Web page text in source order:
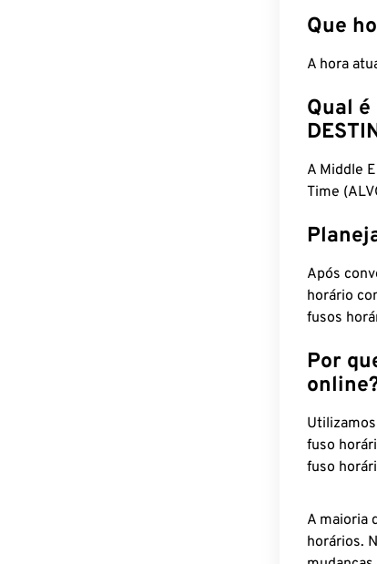
Que
A hora
Qual é
A Middle
Time
Após
horário
fusos
Por
fuso
fuso
A maioria
horários.